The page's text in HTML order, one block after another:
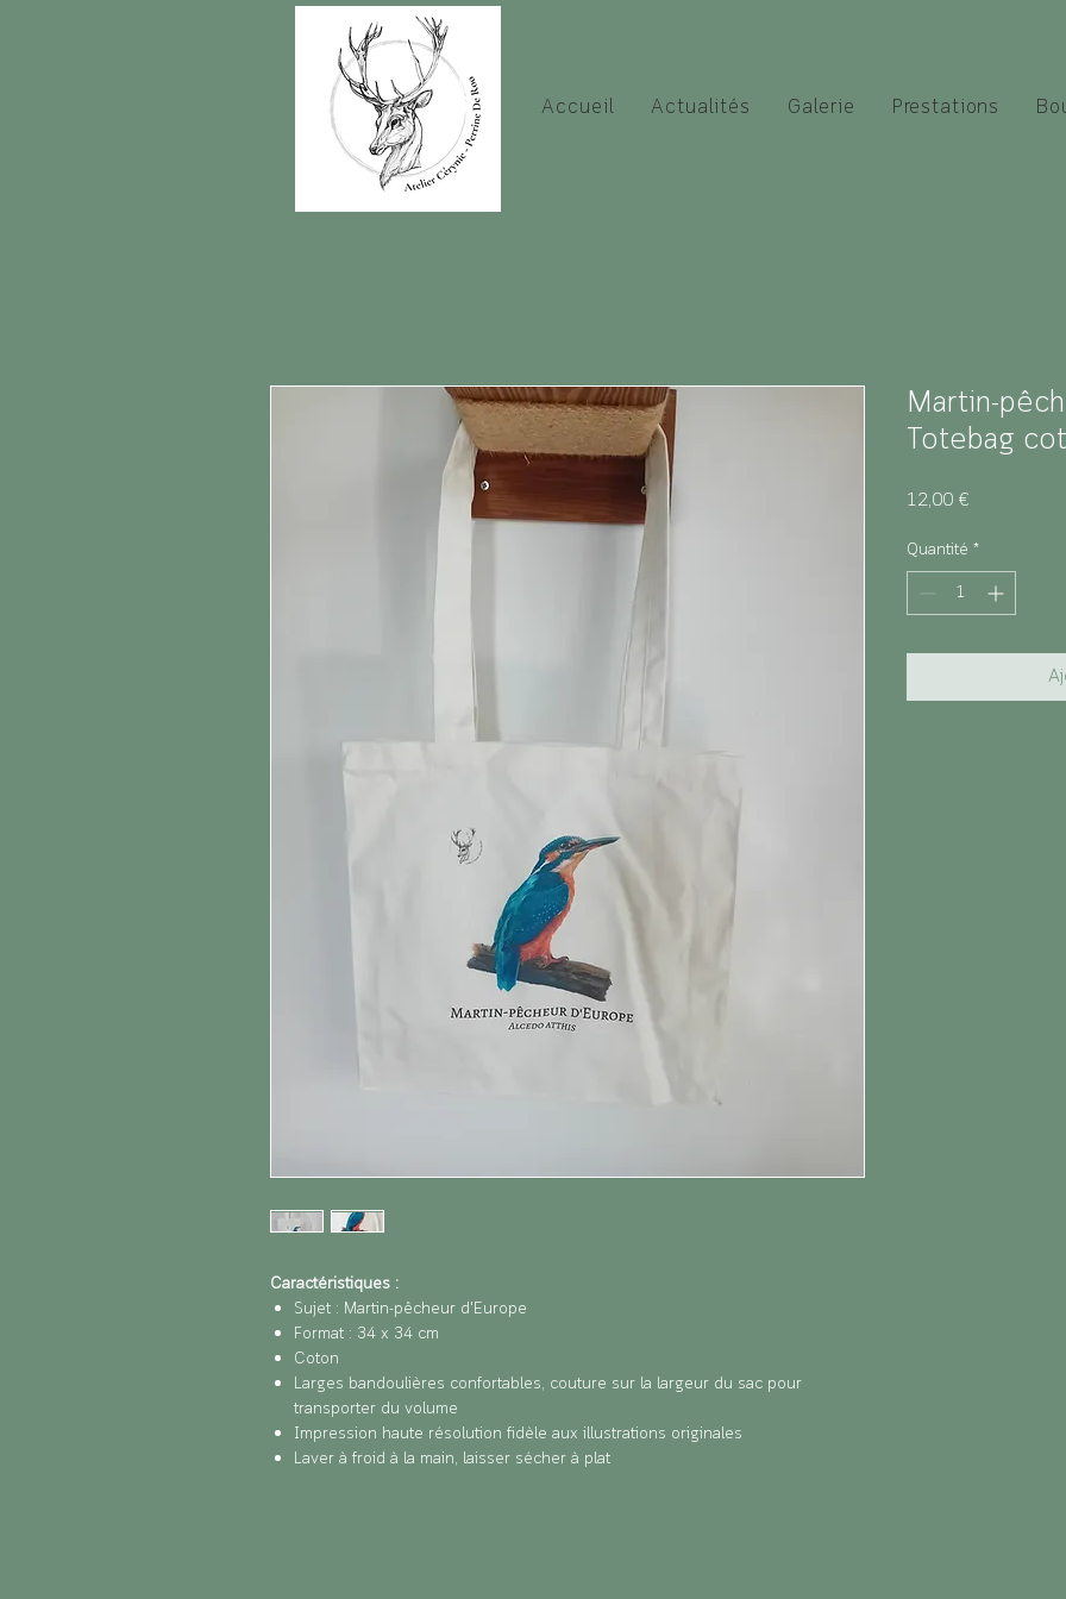
Accueil Actualités Galerie Prestations
Caractéristiques :
Sujet : Martin-pêcheur d'Europe
Format : 34 x 34 cm
Coton
Larges bandoulières confortables, couture sur la largeur du sac pour
transporter du volume
Impression haute résolution fidèle aux illustrations originales
Laver à froid à la main, laisser sécher à plat
Martin-
Totebag
12,00 €Prix
Quantité *